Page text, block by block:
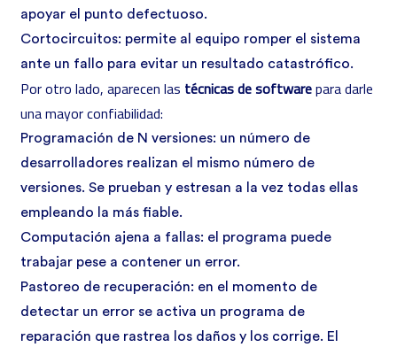
apoyar el punto defectuoso.
Cortocircuitos: permite al equipo romper el sistema
ante un fallo para evitar un resultado catastrófico.
Por otro lado, aparecen las técnicas de softwarepara darle
una mayor confiabilidad:
Programación de N versiones: un número de
desarrolladores realizan el mismo número de
versiones. Se prueban y estresan a la vez todas ellas
empleando la más fiable.
Computación ajena a fallas: el programa puede
trabajar pese a contener un error.
Pastoreo de recuperación: en el momento de
detectar un error se activa un programa de
reparación que rastrea los daños y los corrige. El